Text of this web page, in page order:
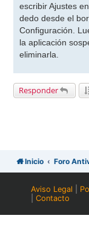
escribir Ajustes
dedo desde el
Configuración.
la aplicación
eliminarla.
Responder
Inicio Foro
Aviso Legal
|Contacto